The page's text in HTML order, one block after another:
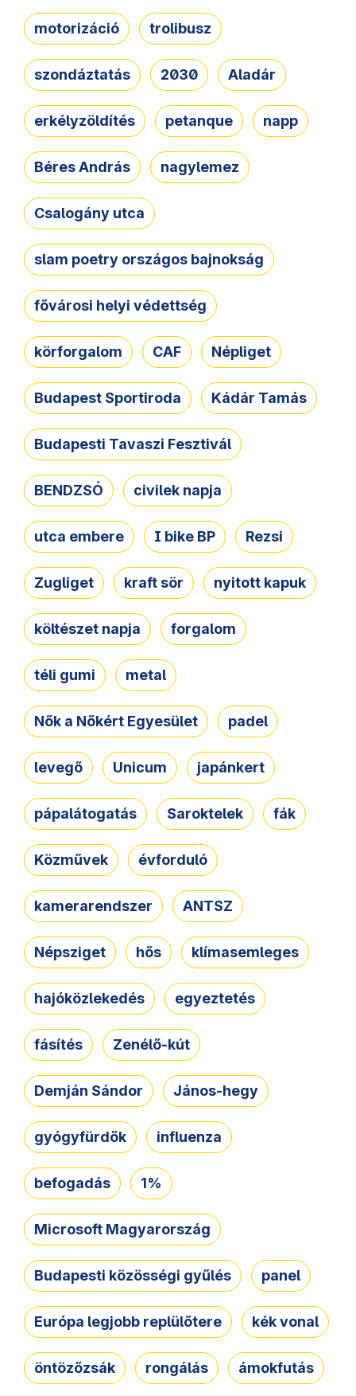
motorizáció trolibusz
szondáztatás 2030 Aladár
erkélyzöldítés petanque napp
Béres András nagylemez
Csalogány utca
slam poetry országos bajnokság
fővárosi helyi védettség
körforgalom CAF Népliget
Budapest Sportiroda Kádár Tamás
Budapesti Tavaszi Fesztivál
BENDZSÓ civilek napja
utca embere I bike BP Rezsi
Zugliget kraft sör nyitott kapuk
költészet napja forgalom
téli gumi metal
Nők a Nőkért Egyesület padel
levegő Unicum japánkert
pápalátogatás Saroktelek fák
Közművek évforduló
kamerarendszer ANTSZ
Népsziget hős klímasemleges
hajóközlekedés egyeztetés
fásítés Zenélő-kút
Demján Sándor János-hegy
gyógyfürdők influenza
befogadás 1%
Microsoft Magyarország
Budapesti közösségi gyűlés panel
Európa legjobb replülőtere kék vonal
öntözőzsák rongálás ámokfutás